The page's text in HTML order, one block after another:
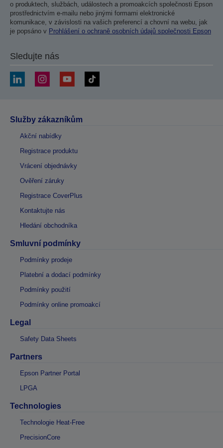
o produktech, službách, událostech a promoakcích společnosti Epson
prostřednictvím e-mailu nebo jinými formami elektronické
komunikace, v závislosti na vašich preferencí a chovní na webu, jak
je popsáno v Prohlášení o ochraně osobních údajů společnosti Epson
Sledujte nás
Služby zákazníkům
Akční nabídky
Registrace produktu
Vrácení objednávky
Ověření záruky
Registrace CoverPlus
Kontaktujte nás
Hledání obchodníka
Smluvní podmínky
Podmínky prodeje
Platební a dodací podmínky
Podmínky použití
Podmínky online promoakcí
Legal
Safety Data Sheets
Partners
Epson Partner Portal
LPGA
Technologies
Technologie Heat-Free
PrecisionCore